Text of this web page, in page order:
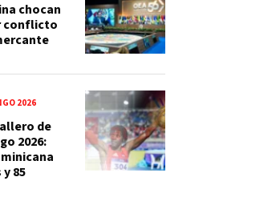
chocan
conflicto
2026
de
2026:
85